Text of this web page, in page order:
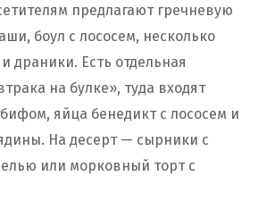
предлагают гречневую
боул с лососем, несколько
драники. Есть отдельная
на булке», туда входят
яйца бенедикт с лососем и
На десерт — сырники с
или морковный торт с